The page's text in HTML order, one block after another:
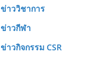
ข่าววิชาการ
ข่าวกีฬา
ข่าวกิจกรรม CSR